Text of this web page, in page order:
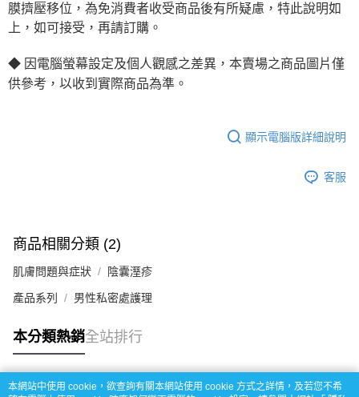
膜擠壓移位，為免消費者收受商品後有所疑慮，特此說明如
上，如可接受，再請訂購。
◆ 因電腦螢幕設定及個人觀感之差異，本賣場之商品圖片僅
供參考，以收到實際商品為準。
顯示電腦版詳細說明
客服
商品相關分類 (2)
肌膚問題與症狀 陰囊溼疹
產品系列 男性私密處護理
本分類熱銷全站排行
本網站中使用 cookie，欲查詢有關本網站使用 cookie 方式之詳情，及若您不希